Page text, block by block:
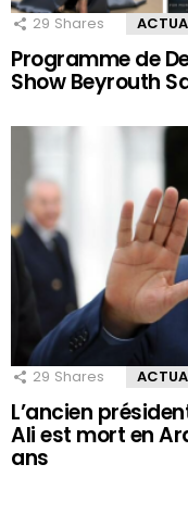
29 Shares
Programme de
Show Beyrouth
29 Shares
L’ancien
Ali est mort en
ans